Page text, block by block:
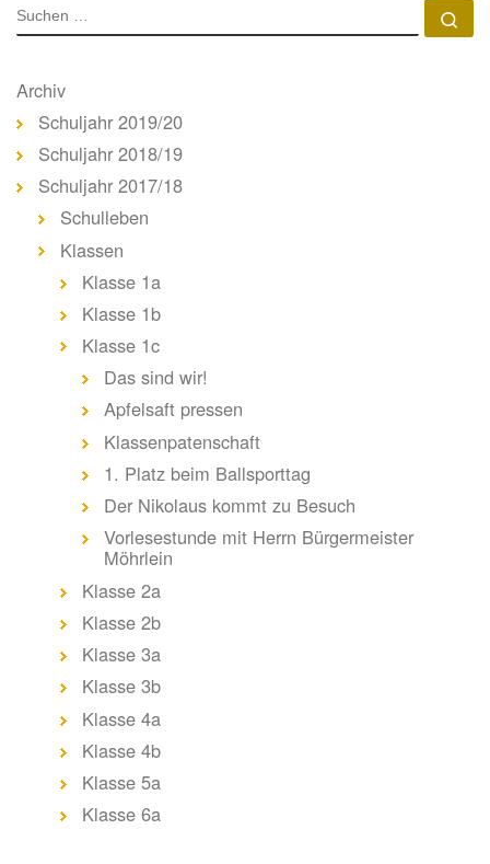
SUCHE
Archiv
Schuljahr 2019/20
Schuljahr 2018/19
Schuljahr 2017/18
Schulleben
Klassen
Klasse 1a
Klasse 1b
Klasse 1c
Das sind wir!
Apfelsaft pressen
Klassenpatenschaft
1. Platz beim Ballsporttag
Der Nikolaus kommt zu Besuch
Vorlesestunde mit Herrn Bürgermeister
Möhrlein
Klasse 2a
Klasse 2b
Klasse 3a
Klasse 3b
Klasse 4a
Klasse 4b
Klasse 5a
Klasse 6a